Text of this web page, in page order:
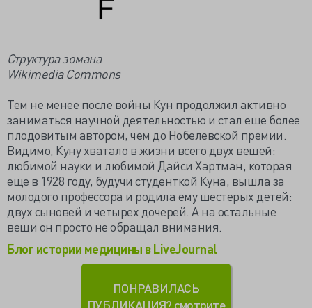
Структура зомана
Wikimedia Commons
Тем не менее после войны Кун продолжил активно
заниматься научной деятельностью и стал еще более
плодовитым автором, чем до Нобелевской премии.
Видимо, Куну хватало в жизни всего двух вещей:
любимой науки и любимой Дайси Хартман, которая
еще в 1928 году, будучи студенткой Куна, вышла за
молодого профессора и родила ему шестерых детей:
двух сыновей и четырех дочерей. А на остальные
вещи он просто не обращал внимания.
Блог истории медицины в LiveJournal
ПОНРАВИЛАСЬ
ПУБЛИКАЦИЯ? смотрите